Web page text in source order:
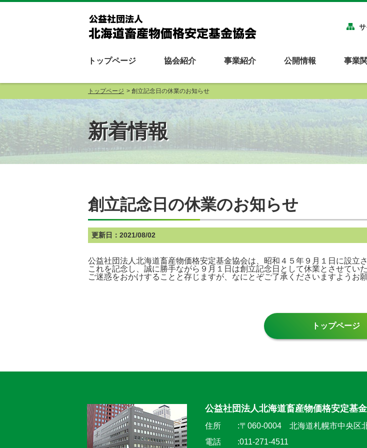
トップページ 協会紹介 事業紹介 公開情報 事業
トップページ 創立記念日の休業のお知らせ
新着情報
創立記念日の休業のお知らせ
更新日：2021/08/02
公益社団法人北海道畜産物価格安定基金協会は、昭和４５年９月１日に設立さ
これを記念し、誠に勝手ながら９月１日は創立記念日として休業とさせていた
ご迷惑をおかけすることと存じますが、なにとぞご了承くださいますようお
トップページ
公益社団法人北海道畜産物価格安定基
住所 〒060-0004 北海道札幌市中央
電話
011-271-4511